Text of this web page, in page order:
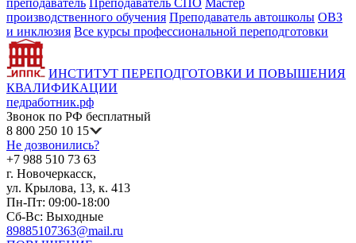
преподаватель Преподаватель СПО Мастер
производственного обучения Преподаватель автошколы ОВЗ
и инклюзия Все курсы профессиональной переподготовки
ИНСТИТУТ ПЕРЕПОДГОТОВКИ И ПОВЫШЕНИЯ
КВАЛИФИКАЦИИ
педработник.рф
Звонок по РФ бесплатный
8 800 250 10 15
Не дозвонились?
+7 988 510 73 63
г. Новочеркасск,
ул. Крылова, 13, к. 413
Пн-Пт: 09:00-18:00
Сб-Вс: Выходные
89885107363@mail.ru